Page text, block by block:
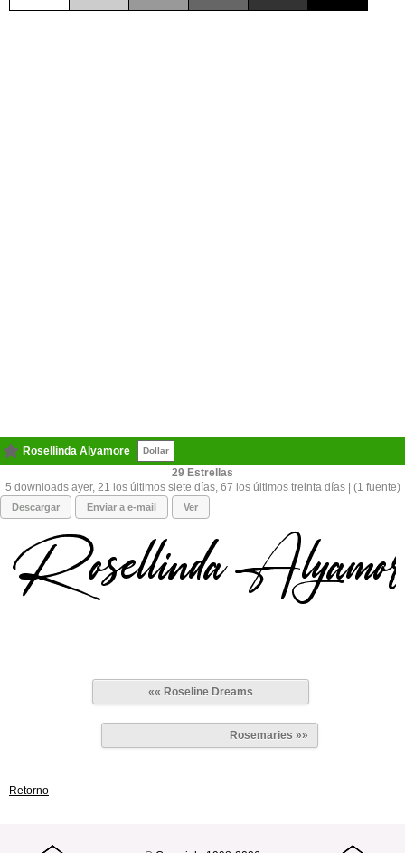
Rosellinda Alyamore Dollar
29
5 downloads ayer, 21 los últimos siete días, 67 los últimos treinta días | (1 fuente)
Descargar Enviar a e-mail Ver
«« Roseline Dreams
Rosemaries »»
Retorno